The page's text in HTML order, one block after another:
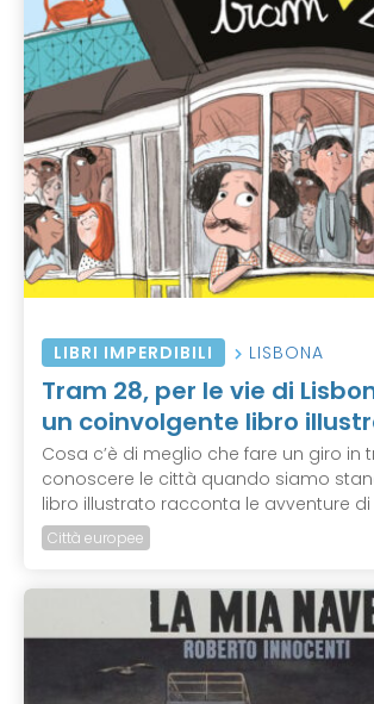
LIBRI IMPERDIBILI LISBONA
Tram 28, per le vie di
un coinvolgente libro
Cosa c’è di meglio che fare un giro in
conoscere le città quando siamo
libro illustrato racconta le avventure di
Città europee